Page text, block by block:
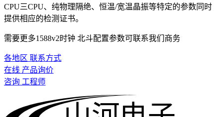
CPU三CPU、纯物理隔绝、恒温/宽温晶振等特定的参数同时
提供相应的检测证书。
需要更多1588v2时钟 北斗配置参数可联系我们商务
各地区 联系方式
在线 产品询价
咨询 工程师